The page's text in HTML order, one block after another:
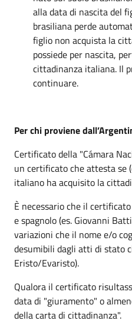
alla data di nascita del
brasiliana perde
figlio non acquista la
possiede per nascita,
cittadinanza italiana. Il
continuare.
Per chi proviene
Certificato della "Cámara
un certificato che attesta se
italiano ha acquisito la
È necessario che il
e spagnolo (es. Giovanni
variazioni che il nome e/o
desumibili dagli atti di stato
Eristo/Evaristo).
Qualora il certificato
data di "giuramento" o
della carta di cittadinanza".